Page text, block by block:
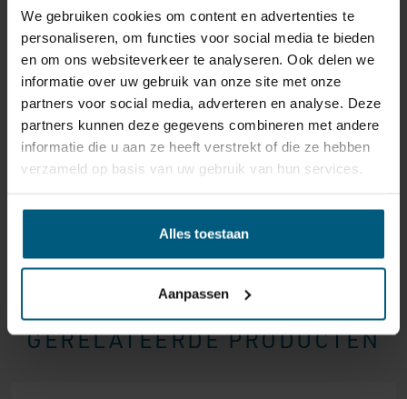
We gebruiken cookies om content en advertenties te
personaliseren, om functies voor social media te bieden
en om ons websiteverkeer te analyseren. Ook delen we
informatie over uw gebruik van onze site met onze
partners voor social media, adverteren en analyse. Deze
partners kunnen deze gegevens combineren met andere
informatie die u aan ze heeft verstrekt of die ze hebben
verzameld op basis van uw gebruik van hun services.
Alles toestaan
Aanpassen
reden ook is, u heeft het recht uw bestelling tot 14
dagen na ontvangst zonder opgave van reden te
annuleren. Behandel het product met zorg en zorg
ervoor dat deze bij het retour sturen goed verpakt is.
Mocht het product beschadigd zijn of is de verpakking
meer beschadigd dan nodig, dan kunnen we deze
waardevermindering van het product aan u
doorberekenen.
GERELATEERDE PRODUCTEN